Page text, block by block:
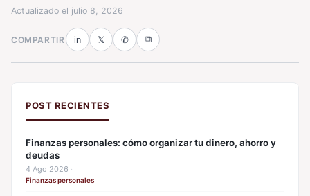
Actualizado el julio 8, 2026
COMPARTIR in 𝕏 ✆ ⧉
POST RECIENTES
Finanzas personales: cómo organizar tu dinero, ahorro y
deudas
4 Ago 2026 ·
Finanzas personales